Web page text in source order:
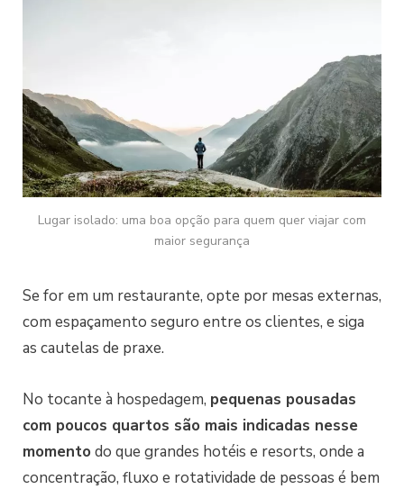
Lugar isolado: uma boa opção para quem quer viajar com
maior segurança
Se for em um restaurante, opte por mesas externas,
com espaçamento seguro entre os clientes, e siga
as cautelas de praxe.
No tocante à hospedagem, pequenas pousadas
com poucos quartos são mais indicadas nesse
momento do que grandes hotéis e resorts, onde a
concentração, fluxo e rotatividade de pessoas é bem